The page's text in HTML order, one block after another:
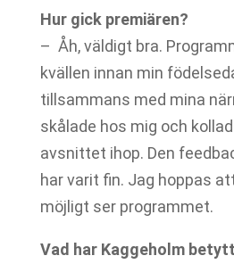
Hur gick premiären?
– Åh, väldigt bra.
kvällen innan min
tillsammans med mina
skålade hos mig och
avsnittet ihop. Den
har varit fin. Jag hoppas
möjligt ser programmet.
Vad har Kaggeholm